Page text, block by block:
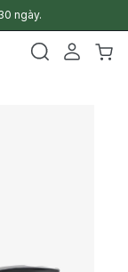
ngày.